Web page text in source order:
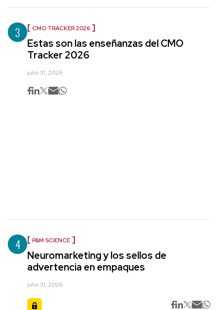
3 CMO TRACKER 2026
Estas son las enseñanzas del CMO
Tracker 2026
julio 31, 2026
4 P&M SCIENCE
Neuromarketing y los sellos de
advertencia en empaques
julio 31, 2026